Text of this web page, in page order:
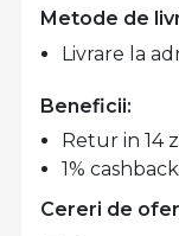
Metode de
Livrare la
Beneficii:
Retur in 14
1% cashback
Cereri de